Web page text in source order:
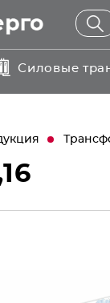
Силовые